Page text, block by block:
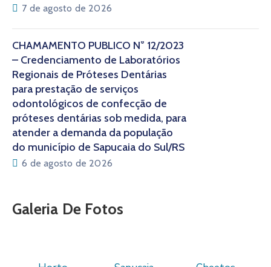
7 de agosto de 2026
CHAMAMENTO PÚBLICO N° 12/2023
– Credenciamento de Laboratórios
Regionais de Próteses Dentárias
para prestação de serviços
odontológicos de confecção de
próteses dentárias sob medida, para
atender a demanda da população
do município de Sapucaia do Sul/RS
6 de agosto de 2026
Galeria De Fotos